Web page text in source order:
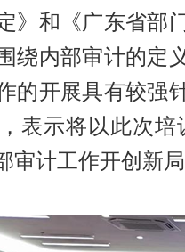
》和《广东省部
绕内部审计的定
的开展具有较强
表示将以此次
审计工作开创新